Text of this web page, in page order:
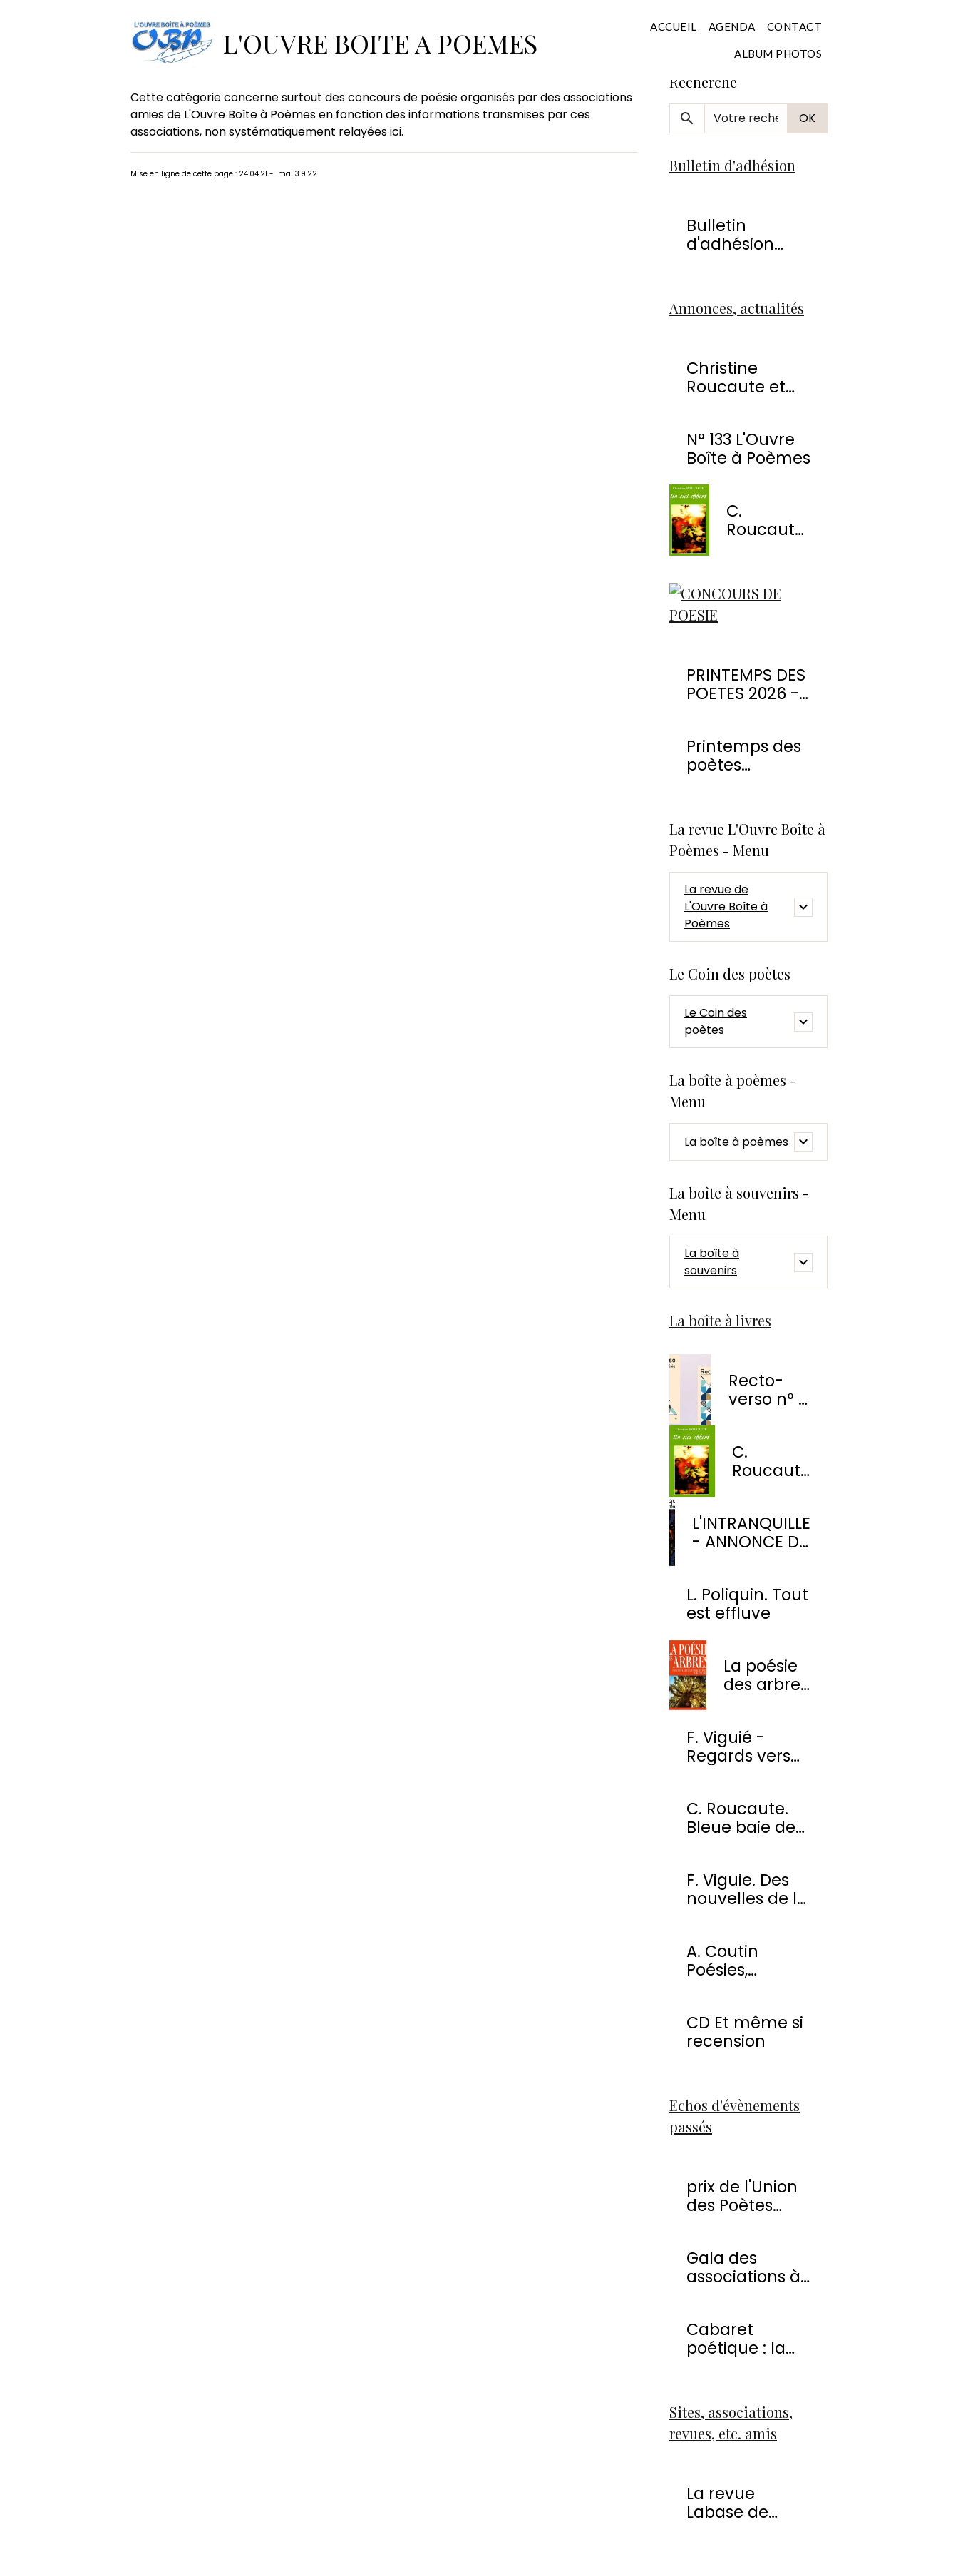
L'OUVRE BOITE A POEMES ACCUEIL AGENDA CONTACT
ALBUM PHOTOS
Concours de poésie
Cette catégorie concerne surtout des concours de poésie organisés par des associations
amies de L'Ouvre Boîte à Poèmes en fonction des informations transmises par ces
associations, non systématiquement relayées ici.
Mise en ligne de cette page : 24.04.21 - maj 3.9.22
Recherche
OK
Bulletin d'adhésion
Bulletin
d'adhésion
Annonces, actualités
Christine
Roucaute et
Montmorency
N° 133 L'Ouvre
Boîte à Poèmes
C.
Roucaute
PRINTEMPS DES
POETES 2026 -
Printemps des
poètes
La revue L'Ouvre Boîte à
Poèmes - Menu
La revue de
L'Ouvre Boîte à
Poèmes
Le Coin des poètes
Le Coin des
poètes
La boîte à poèmes -
Menu
La boîte à poèmes
La boîte à souvenirs -
Menu
La boîte à
souvenirs
La boîte à livres
Recto-
verso n° 1
Éditions
C.
Roucaute
L'INTRANQUILLE
- ANNONCE DE
L. Poliquin. Tout
est effluve
La poésie
des arbres
des plus
beaux
F. Viguié -
Regards vers
C. Roucaute.
Bleue baie de
F. Viguie. Des
nouvelles de la
A. Coutin
Poésies,
CD Et même si
recension
Echos d'évènements
passés
prix de l'Union
des Poètes
Gala des
associations à
Cabaret
poétique : la
Sites, associations,
revues, etc. amis
La revue
Labase de